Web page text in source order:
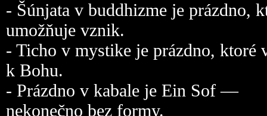
- Šúnjata v buddhizme je prázdno,
umožňuje vznik.
- Ticho v mystike je prázdno, ktoré
k Bohu.
- Prázdno v kabale je Ein Sof —
nekonečno bez formy.